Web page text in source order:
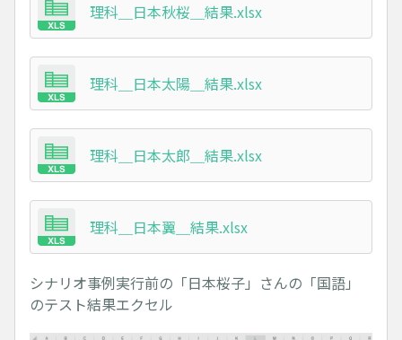
理科＿日本秋桜＿結果.xlsx
理科＿日本太陽＿結果.xlsx
理科＿日本太郎＿結果.xlsx
理科＿日本翼＿結果.xlsx
シナリオ事例実行前の「日本桜子」さんの「国語」
のテスト結果エクセル